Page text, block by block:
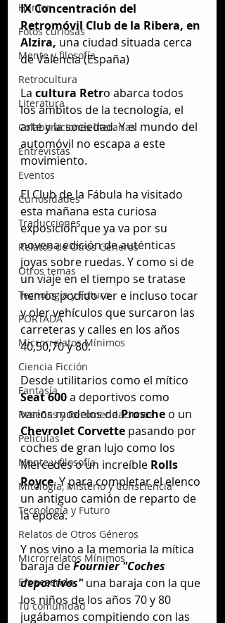
Humor
Fotos curiosas
Mente y filosofía
Retrocultura
Literatura
Colaboraciones literarias
Entrevistas
Eventos
Curiosidades
Traducciones
Relatos de Otros Géneros
Otros temas
Tecnología y Futuro
PORTADA
Microrrelatos Mínimos
Ciencia Ficción
Fantasía
Reseñas y Recomendaciones
Películas
Mente y filosofía
Mitología, Misterio y Consciencia
Tecnología y Futuro
Relatos de Otros Géneros
Microrrelatos Mínimos
Empezando
Tu comunidad
IX Concentración del
Retromóvil Club de la Ribera, en
Alzira, una ciudad situada cerca
de Valencia (España)
La cultura Retro abarca todos
los ámbitos de la tecnología, el
arte y la sociedad. Y el mundo del
automóvil no escapa a este
movimiento.
El Club de la Fábula ha visitado
esta mañana esta curiosa
exposición que ya va por su
novena edición de auténticas
joyas sobre ruedas. Y como si de
un viaje en el tiempo se tratase
hemos podido ver e incluso tocar
y oler vehículos que surcaron las
carreteras y calles en los años
40,50,70 y 80.
Desde utilitarios como el mítico
Seat 600 a deportivos como
varios modelos de Prosche o un
Chevrolet Corvette pasando por
coches de gran lujo como los
Mercedes o un increíble Rolls
Royce. Y para completar el elenco
un antiguo camión de reparto de
la época.
Y nos vino a la memoria la mítica
baraja de Fournier "Coches
deportivos" una baraja con la que
los niños de los años 70 y 80
jugábamos compitiendo con las